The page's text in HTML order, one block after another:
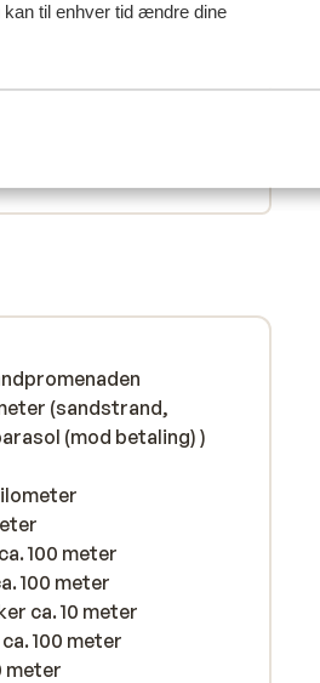
til enhver tid ændre dine
(sandstrand,
(mod betaling) )
100 meter
100 meter
ca. 10 meter
100 meter
meter